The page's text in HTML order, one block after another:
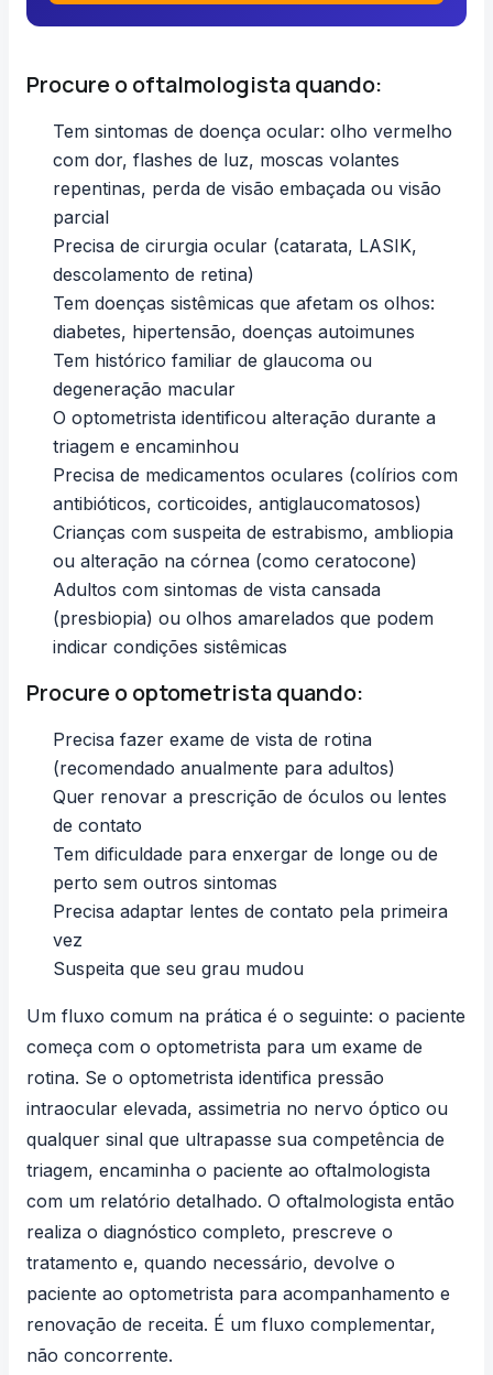
Procure o oftalmologista quando:
Tem sintomas de doença ocular: olho vermelho
com dor, flashes de luz, moscas volantes
repentinas, perda de visão embaçada ou visão
parcial
Precisa de cirurgia ocular (catarata, LASIK,
descolamento de retina)
Tem doenças sistêmicas que afetam os olhos:
diabetes, hipertensão, doenças autoimunes
Tem histórico familiar de glaucoma ou
degeneração macular
O optometrista identificou alteração durante a
triagem e encaminhou
Precisa de medicamentos oculares (colírios com
antibióticos, corticoides, antiglaucomatosos)
Crianças com suspeita de estrabismo, ambliopia
ou alteração na córnea (como ceratocone)
Adultos com sintomas de vista cansada
(presbiopia) ou olhos amarelados que podem
indicar condições sistêmicas
Procure o optometrista quando:
Precisa fazer exame de vista de rotina
(recomendado anualmente para adultos)
Quer renovar a prescrição de óculos ou lentes
de contato
Tem dificuldade para enxergar de longe ou de
perto sem outros sintomas
Precisa adaptar lentes de contato pela primeira
vez
Suspeita que seu grau mudou
Um fluxo comum na prática é o seguinte: o paciente
começa com o optometrista para um exame de
rotina. Se o optometrista identifica pressão
intraocular elevada, assimetria no nervo óptico ou
qualquer sinal que ultrapasse sua competência de
triagem, encaminha o paciente ao oftalmologista
com um relatório detalhado. O oftalmologista então
realiza o diagnóstico completo, prescreve o
tratamento e, quando necessário, devolve o
paciente ao optometrista para acompanhamento e
renovação de receita. É um fluxo complementar,
não concorrente.